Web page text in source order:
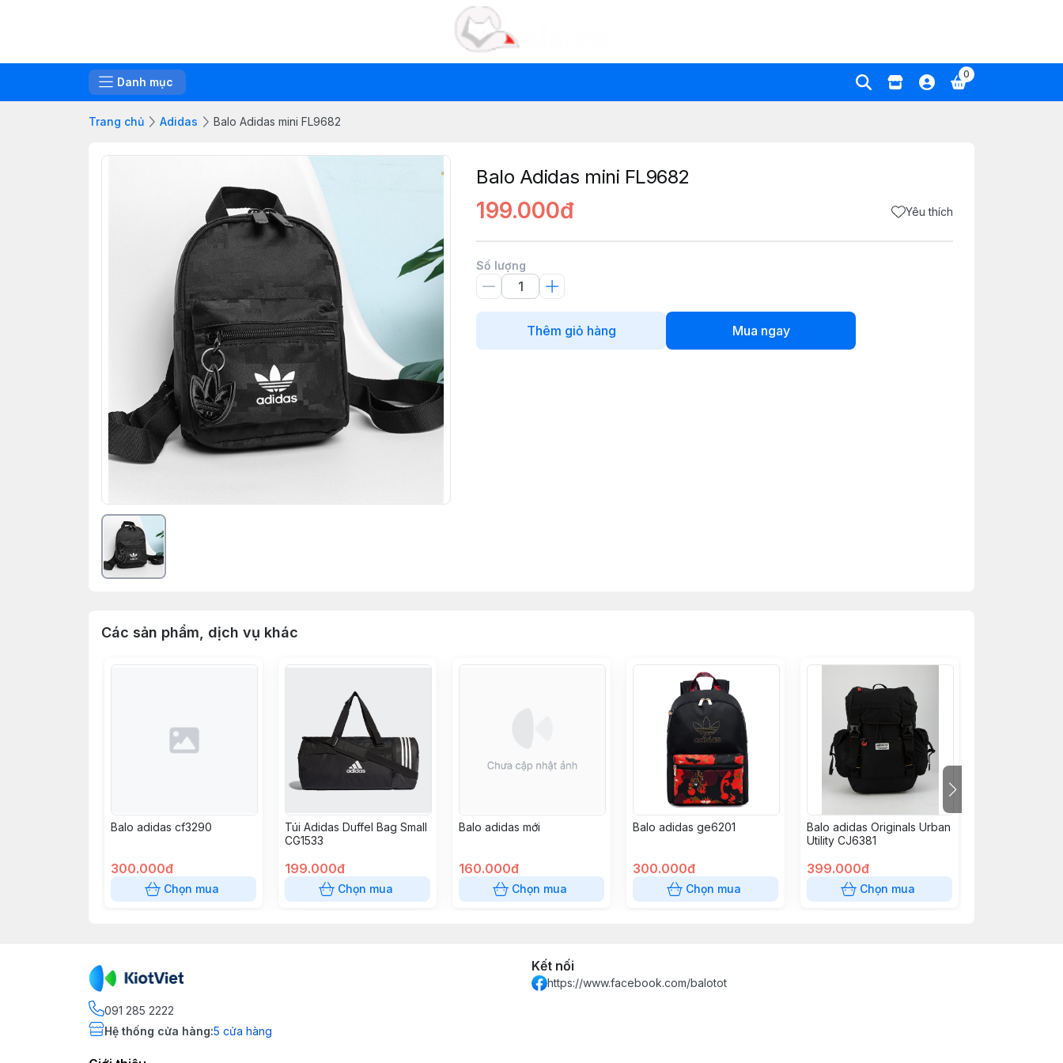
Danh mục
0
Trang chủ Adidas Balo Adidas mini FL9682
Balo Adidas mini FL9682
199.000đ Yêu thích
Số lượng
Thêm giỏ hàng Mua ngay
Các sản phẩm, dịch vụ khác
Balo adidas cf3290
300.000đ
Chọn mua
Túi Adidas Duffel Bag Small
CG1533
199.000đ
Chọn mua
Balo adidas mới
160.000đ
Chọn mua
Balo adidas ge6201
300.000đ
Chọn mua
Balo adidas Originals Urban
Utility CJ6381
399.000đ
Chọn mua
091 285 2222
Hệ thống cửa hàng:5 cửa hàng
Kết nối
https://www.facebook.com/balotot